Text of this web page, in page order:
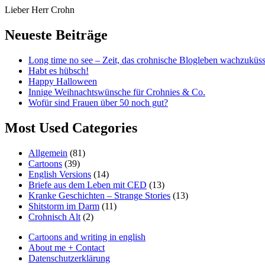
Skip
content
Lieber Herr Crohn
Neueste Beiträge
Long time no see – Zeit, das crohnische Blogleben
Habt es hübsch!
Happy Halloween
Innige Weihnachtswünsche für Crohnies & Co.
Wofür sind Frauen über 50 noch gut?
Most Used Categories
Allgemein (81)
Cartoons (39)
English Versions (14)
Briefe aus dem Leben mit CED (13)
Kranke Geschichten – Strange Stories (13)
Shitstorm im Darm (11)
Crohnisch Alt (2)
Cartoons and writing in english
About me + Contact
Datenschutzerklärung